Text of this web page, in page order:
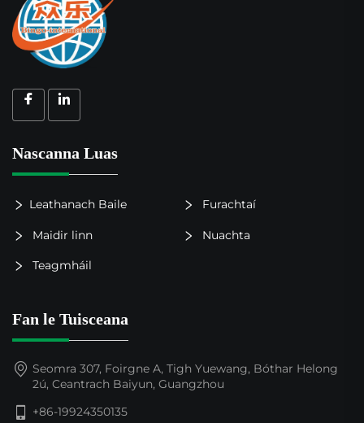
Nascanna Luas
Leathanach Baile Furachtaí
Maidir linn Nuachta
Teagmháil
Fan le Tuisceana
Seomra 307, Foirgne A, Tigh Yuewang, Bóthar Helong
2ú, Ceantrach Baiyun, Guangzhou
+86-19924350135